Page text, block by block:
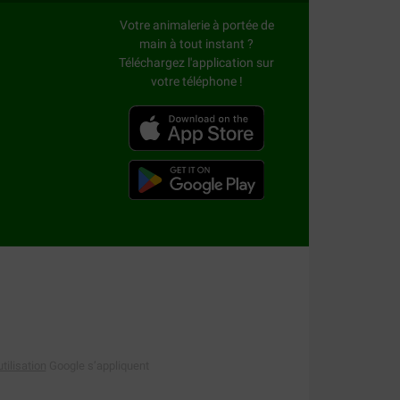
garanties !
que nous vendons ? Alors jetez un coup
notre page Autres fournitures pour
Votre animalerie à portée de
main à tout instant ?
Téléchargez l'application sur
votre téléphone !